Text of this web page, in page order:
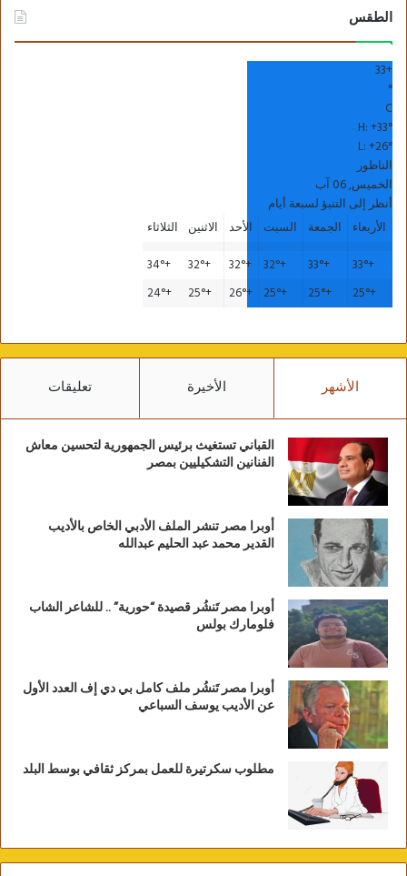
الطقس
+
33
°
C
H:+33°
L:+26°
الناظور
الخميس, 06 آب
أنظر إلى التنبؤ لسبعة أيام
الأربعاء
الجمعة السبت الأحد الاثنين
الثلاثاء
+
33°
+
33°
+
32°
+
32°
+
32°
+
34°
+
25°
+
25°
+
25°
+
26°
+
25°
+
24°
الأشهر الأخيرة تعليقات
القباني تستغيث برئيس الجمهورية لتحسين معاش
الفنانين التشكيليين بمصر
أوبرا مصر تنشر الملف الأدبي الخاص بالأديب
القدير محمد عبد الحليم عبدالله
أوبرا مصر تَنشُر قصيدة “حورية” .. للشاعر الشاب
فلومارك بولس
أوبرا مصر تَنشُر ملف كامل بي دي إف العدد الأول
عن الأديب يوسف السباعي
مطلوب سكرتيرة للعمل بمركز ثقافي بوسط البلد